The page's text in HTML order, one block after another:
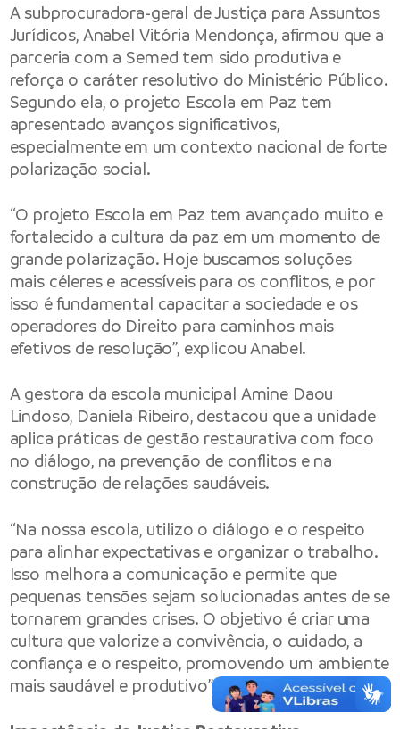
A subprocuradora-geral de Justiça para Assuntos
Jurídicos, Anabel Vitória Mendonça, afirmou que a
parceria com a Semed tem sido produtiva e
reforça o caráter resolutivo do Ministério Público.
Segundo ela, o projeto Escola em Paz tem
apresentado avanços significativos,
especialmente em um contexto nacional de forte
polarização social.
“O projeto Escola em Paz tem avançado muito e
fortalecido a cultura da paz em um momento de
grande polarização. Hoje buscamos soluções
mais céleres e acessíveis para os conflitos, e por
isso é fundamental capacitar a sociedade e os
operadores do Direito para caminhos mais
efetivos de resolução”, explicou Anabel.
A gestora da escola municipal Amine Daou
Lindoso, Daniela Ribeiro, destacou que a unidade
aplica práticas de gestão restaurativa com foco
no diálogo, na prevenção de conflitos e na
construção de relações saudáveis.
“Na nossa escola, utilizo o diálogo e o respeito
para alinhar expectativas e organizar o trabalho.
Isso melhora a comunicação e permite que
pequenas tensões sejam solucionadas antes de se
tornarem grandes crises. O objetivo é criar uma
cultura que valorize a convivência, o cuidado, a
confiança e o respeito, promovendo um ambiente
mais saudável e produtivo”, afirmou.